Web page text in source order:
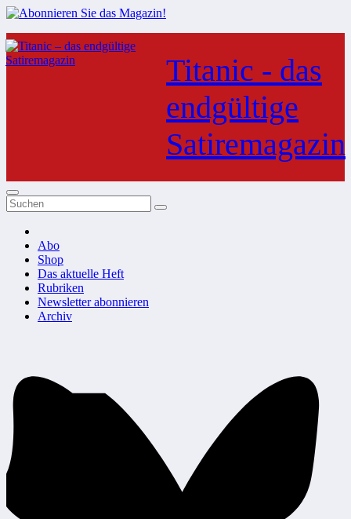
Zum
Inhalt
springen
Titanic - das
endgültige
Satiremagazin
Abo
Shop
Das aktuelle Heft
Rubriken
Newsletter abonnieren
Archiv